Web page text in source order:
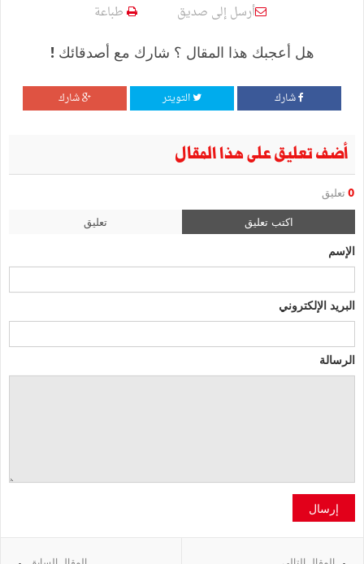
أرسل إلى صديق طباعة
هل أعجبك هذا المقال ؟ شارك مع أصدقائك !
شارك التويتر شارك
أضف تعليق على هذا المقال
0 تعليق
اكتب تعليق تعليق
الإسم
البريد الإلكتروني
الرسالة
إرسال